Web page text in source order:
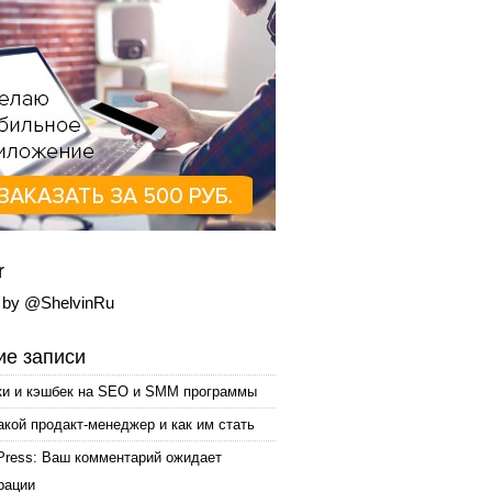
@ShelvinRu
записи
и кэшбек на SEO и SMM программы
продакт-менеджер и как им стать
Ваш комментарий ожидает